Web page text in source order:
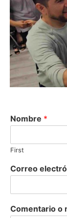
Nombre *
First
Correo
Comentario o